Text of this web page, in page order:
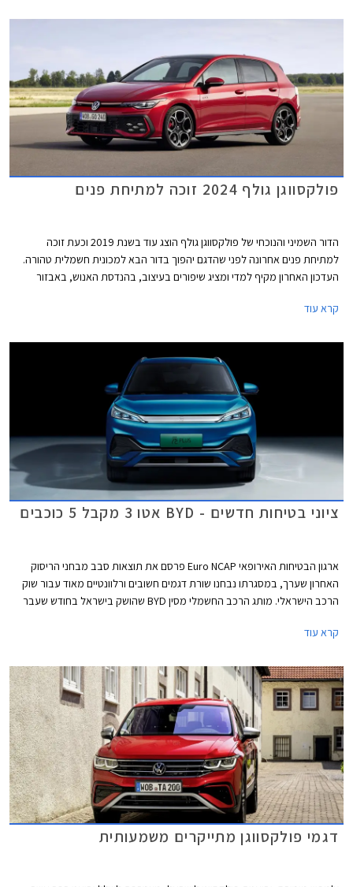
משמעותית ביחס לדגם הקודם ועומד על החל מ- 169,900 ₪.
פולקסווגן גולף 2024 זוכה למתיחת פנים
הדור השמיני והנוכחי של פולקסווגן גולף הוצג עוד בשנת 2019 וכעת זוכה
למתיחת פנים אחרונה לפני שהדגם יהפוך בדור הבא למכונית חשמלית טהורה.
העדכון האחרון מקיף למדי ומציג שיפורים בעיצוב, בהנדסת האנוש, באבזור
מוותרת על תיבת ההילוכים הידנית עקב תקנות זיהום האוויר המחמירות בתקן
קרא עוד
ציוני בטיחות חדשים - BYD אטו 3 מקבל 5 כוכבים
ארגון הבטיחות האירופאי Euro NCAP פרסם את תוצאות סבב מבחני הריסוק
האחרון שערך, במסגרתו נבחנו שורת דגמים חשובים ורלוונטיים מאוד עבור שוק
הרכב הישראלי. מותג הרכב החשמלי מסין BYD שהושק בישראל בחודש שעבר
קרא עוד
דגמי פולקסווגן מתייקרים משמעותית